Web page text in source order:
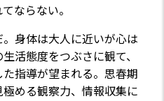
ならない。
身体は大人に近いが心は
活態度をつぶさに観て、
指導が望まれる。思春期
める観察力、情報収集に